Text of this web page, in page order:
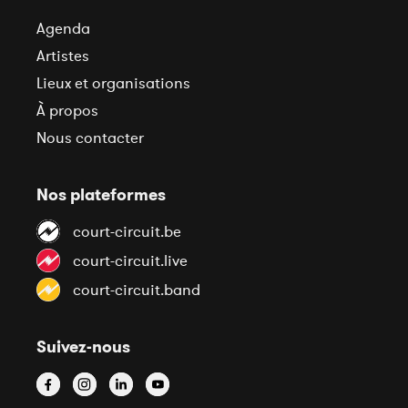
Agenda
Artistes
Lieux et organisations
À propos
Nous contacter
Nos plateformes
court-circuit.be
court-circuit.live
court-circuit.band
Suivez-nous